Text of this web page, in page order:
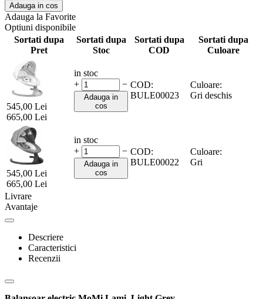
Adauga in cos
Adauga la Favorite
Optiuni disponibile
Sortati dupa
Pret
Sortati dupa
Stoc
Sortati dupa
COD
Sortati dupa
Culoare
545,00 Lei
665,00 Lei
in stoc
+
−
Adauga in
cos
COD:
BULE00023
Culoare:
Gri deschis
545,00 Lei
665,00 Lei
in stoc
+
−
Adauga in
cos
COD:
BULE00022
Culoare:
Gri
Livrare
Avantaje
Descriere
Caracteristici
Recenzii